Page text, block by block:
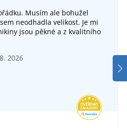
Musím ale bohužel
neodhadla velikost. Je mi
jsou pěkné a z kvalitního
2026